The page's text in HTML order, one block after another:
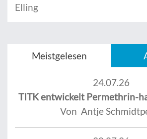
Elling
Meistgelesen
24.07.26
TITK entwickelt Permethrin-
Von Antje